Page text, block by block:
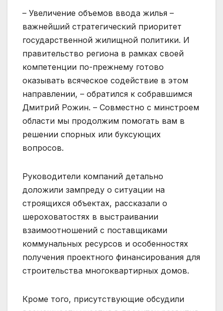
– Увеличение объемов ввода жилья –
важнейший стратегический приоритет
государственной жилищной политики. И
правительство региона в рамках своей
компетенции по-прежнему готово
оказывать всяческое содействие в этом
направлении, – обратился к собравшимся
Дмитрий Рожин. – Совместно с минстроем
области мы продолжим помогать вам в
решении спорных или буксующих
вопросов.
Руководители компаний детально
доложили зампреду о ситуации на
строящихся объектах, рассказали о
шероховатостях в выстраивании
взаимоотношений с поставщиками
коммунальных ресурсов и особенностях
получения проектного финансирования для
строительства многоквартирных домов.
Кроме того, присутствующие обсудили